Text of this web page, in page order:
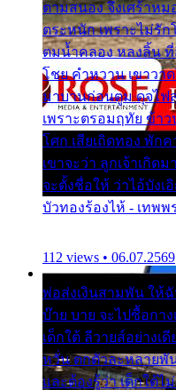
ตามสนอง จึงเศร้าห
ตระหนัก เพราะไม่รั
ตมน้ำคลอง หลงลิ้น ที่
โชย คำหวาน เขาวา
มาบานก่อนตูม ดุจไฟ
เพราะตรอมฤทัย ข้า
โศก เสียเถิดทอง พัก
เขาจะว่า ลูกเจ้าเกิด
จะตั้งชื่อให้ ว่าไอ้บังเ
บัวทองร้องไห้ - เทพพ
112 views • 06.07.2569
พ่อส่งเงินสามพัน ให้
บ๊าย บาย จะไปซื้อกาง
เด็กใต้ ลีวายส์อย่างเ
หวั่น ตกตัวละหลายพั
และต้องรู้ว่า เด็กใต้ไ